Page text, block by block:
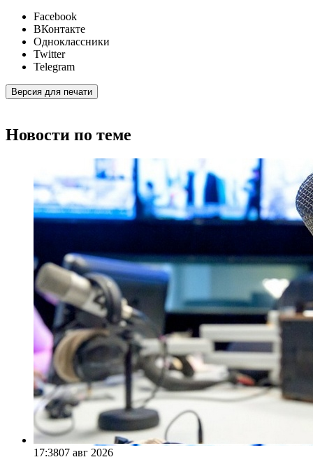
Facebook
ВКонтакте
Одноклассники
Twitter
Telegram
Версия для печати
Новости по теме
17:3807 авг 2026